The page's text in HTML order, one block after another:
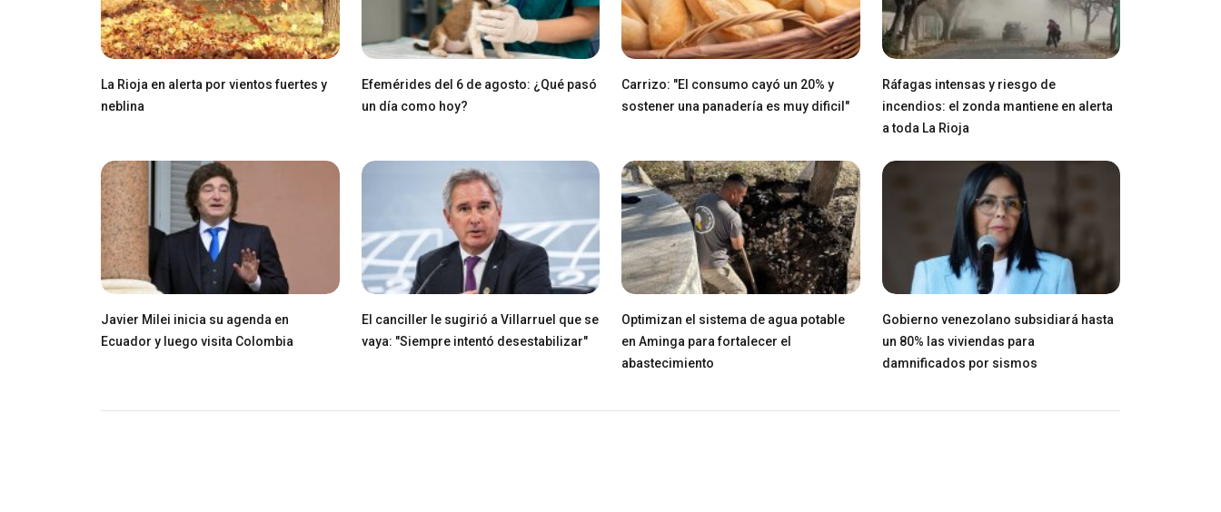
La Rioja en alerta por vientos fuertes y
neblina
Efemérides del 6 de agosto: ¿Qué pasó
un día como hoy?
Carrizo: "El consumo cayó un 20% y
sostener una panadería es muy dificil"
Ráfagas intensas y riesgo de
incendios: el zonda mantiene en alerta
a toda La Rioja
Javier Milei inicia su agenda en
Ecuador y luego visita Colombia
El canciller le sugirió a Villarruel que se
vaya: "Siempre intentó desestabilizar"
Optimizan el sistema de agua potable
en Aminga para fortalecer el
abastecimiento
Gobierno venezolano subsidiará hasta
un 80% las viviendas para
damnificados por sismos